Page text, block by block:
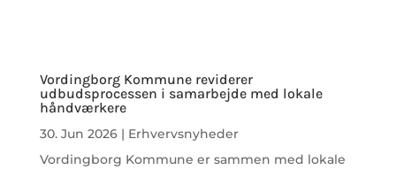
Vordingborg Kommune reviderer
udbudsprocessen i samarbejde med lokale
håndværkere
30. Jun 2026| Erhvervsnyheder
Vordingborg Kommune er sammen med lokale